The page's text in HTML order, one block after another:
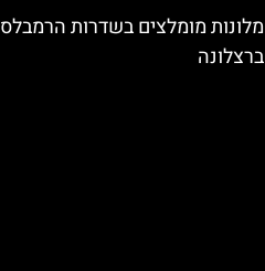
מלונות מומלצים בשדרות הרמבלס
ברצלונה